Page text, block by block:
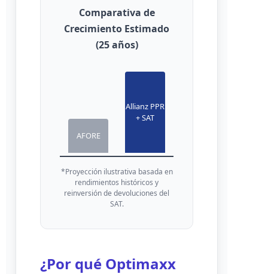
Comparativa de
Crecimiento Estimado
(25 años)
AFORE
Allianz PPR
+ SAT
*Proyección ilustrativa basada en
rendimientos históricos y
reinversión de devoluciones del
SAT.
¿Por qué Optimaxx